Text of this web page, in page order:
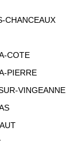
CHANCEAUX
COTE
PIERRE
VINGEANNE